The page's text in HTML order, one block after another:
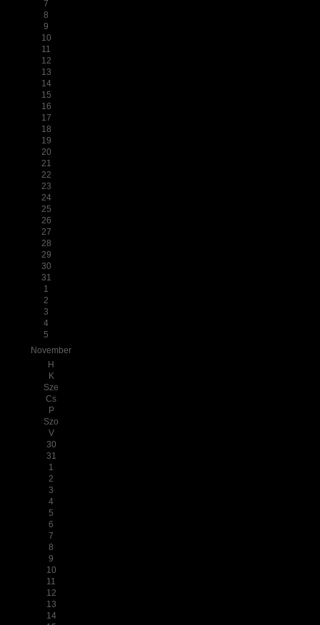
7
8
9
10
11
12
13
14
15
16
17
18
19
20
21
22
23
24
25
26
27
28
29
30
31
1
2
3
4
5
November
H
K
Sze
Cs
P
Szo
V
30
31
1
2
3
4
5
6
7
8
9
10
11
12
13
14